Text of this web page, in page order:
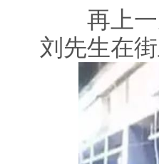
再上一
刘先生在